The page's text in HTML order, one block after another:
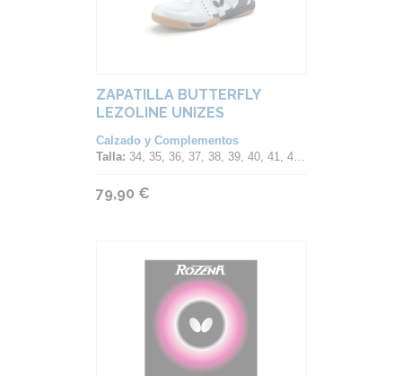
ZAPATILLA BUTTERFLY
LEZOLINE UNIZES
Calzado y Complementos
Talla: 34, 35, 36, 37, 38, 39, 40, 41, 42, 43, 44, 45, 46, 47
79,90 €